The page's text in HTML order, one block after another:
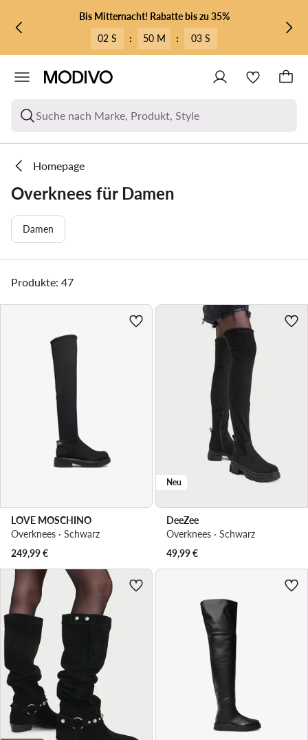
ZUM HAUPTINHALT SPRINGEN
Bis Mitternacht! Rabatte bis zu 35%
02 S
: 50 M : 02 S
Suche nach Marke, Produkt, Style
Homepage
Overknees für Damen
Damen
Produkte: 47
LOVE MOSCHINO
Overknees · Schwarz
249,99€
Neu
DeeZee
Overknees · Schwarz
49,99€